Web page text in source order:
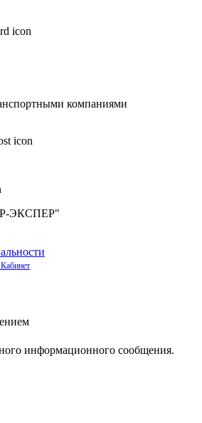
компаниями
ЭКСПЕР"
Кабинет
информационного сообщения.